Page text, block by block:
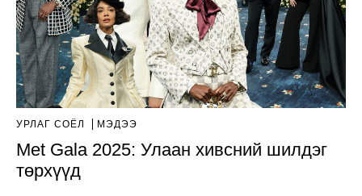
УРЛАГ СОЁЛ МЭДЭЭ
Met Gala 2025: Улаан хивсний шилдэг
төрхүүд